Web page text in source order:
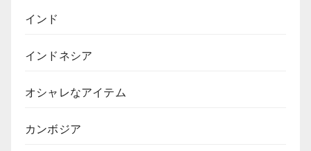
インド
インドネシア
オシャレなアイテム
カンボジア